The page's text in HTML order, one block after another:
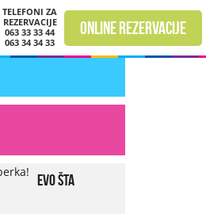
TELEFONI ZA
REZERVACIJE
063 33 33 44
063 34 34 33
online rezervacije
Evo šta